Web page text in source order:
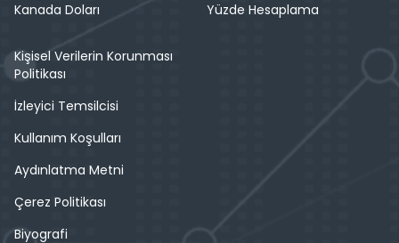
Kanada Doları
Yüzde Hesaplama
Kişisel Verilerin Korunması
Politikası
İzleyici Temsilcisi
Kullanım Koşulları
Aydınlatma Metni
Çerez Politikası
Biyografi